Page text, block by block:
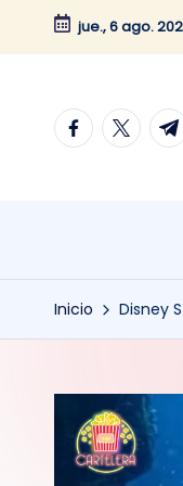
Saltar
contenido
jue., 6 ago.
Inicio Disney